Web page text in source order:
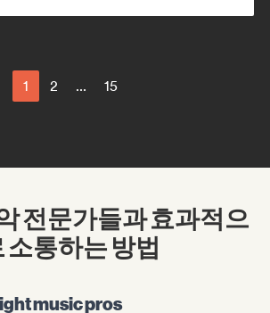
1 2 ... 15
전문가들과 효과적으
소통하는 방법
music pros